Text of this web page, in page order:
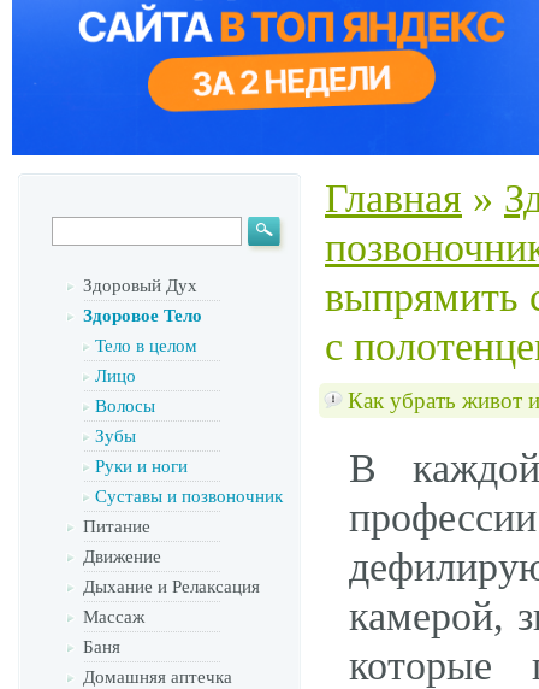
Здоровый Дух
Здоровое Тело
Тело в целом
Лицо
Волосы
Зубы
Руки и ноги
Суставы и позвоночник
Питание
Движение
Дыхание и Релаксация
Массаж
Баня
Домашняя аптечка
Главная »
выпрямить
с
Как убрать живот
В
камерой,
которые